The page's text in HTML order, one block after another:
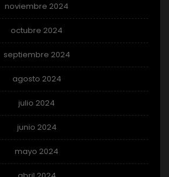
noviembre 2024
octubre 2024
septiembre 2024
agosto 2024
julio 2024
junio 2024
mayo 2024